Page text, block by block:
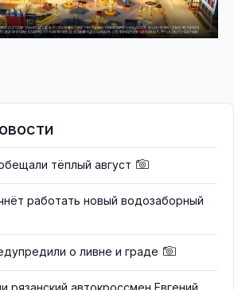
тёплый август
работать новый водозаборный
о ливне и граде
рязанский автокроссмен Евгений